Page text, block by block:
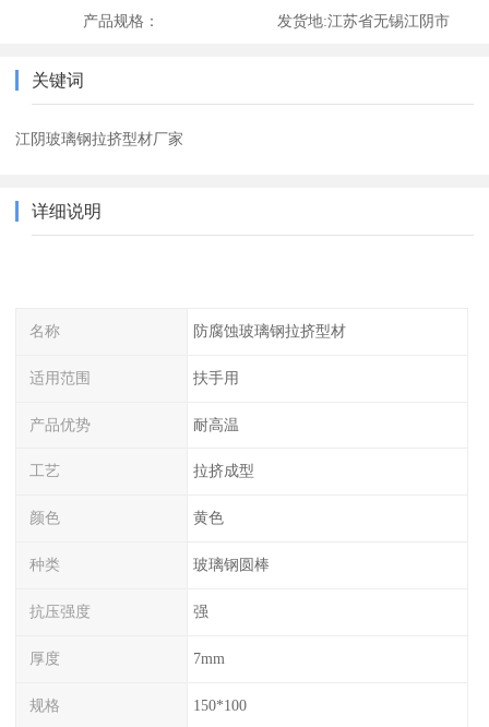
产品规格： 发货地:江苏省无锡江阴市
关键词
江阴玻璃钢拉挤型材厂家
详细说明
名称 防腐蚀玻璃钢拉挤型材
适用范围 扶手用
产品优势 耐高温
工艺 拉挤成型
颜色 黄色
种类 玻璃钢圆棒
抗压强度 强
厚度 7mm
规格 150*100